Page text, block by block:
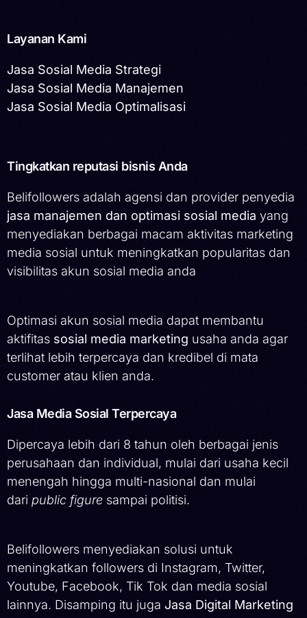
Layanan Kami
Jasa Sosial Media Strategi
Jasa Sosial Media Manajemen
Jasa Sosial Media Optimalisasi
Tingkatkan reputasi bisnis Anda
Belifollowers adalah agensi dan provider penyedia
jasa manajemen dan optimasi sosial media yang
menyediakan berbagai macam aktivitas marketing
media sosial untuk meningkatkan popularitas dan
visibilitas akun sosial media anda
Optimasi akun sosial media dapat membantu
aktifitas sosial media marketing usaha anda agar
terlihat lebih terpercaya dan kredibel di mata
customer atau klien anda.
Jasa Media Sosial Terpercaya
Dipercaya lebih dari 8 tahun oleh berbagai jenis
perusahaan dan individual, mulai dari usaha kecil
menengah hingga multi-nasional dan mulai
dari public figure sampai politisi.
Belifollowers menyediakan solusi untuk
meningkatkan followers di Instagram, Twitter,
Youtube, Facebook, Tik Tok dan media sosial
lainnya. Disamping itu juga Jasa Digital Marketing